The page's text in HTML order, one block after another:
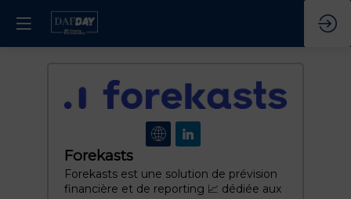
Forekasts
Forekasts est une solution de prévision
financière et de reporting 📈 dédiée aux